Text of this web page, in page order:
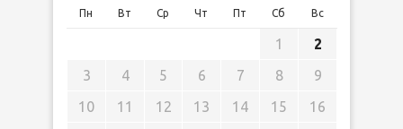
Пн Вт Ср Чт Пт Сб Вс
1
2
3
4 5 6 7 8
9
10
11 12 13 14 15
16